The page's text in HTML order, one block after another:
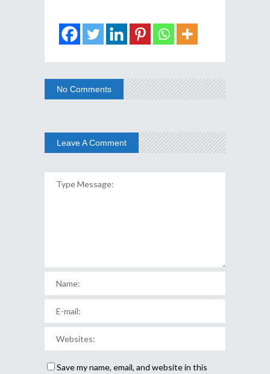
No Comments
Leave A Comment
Save my name, email, and website in this